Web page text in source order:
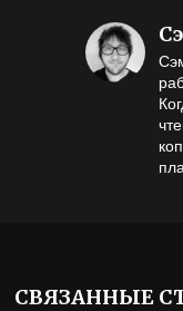
СВЯЗАННЫЕ